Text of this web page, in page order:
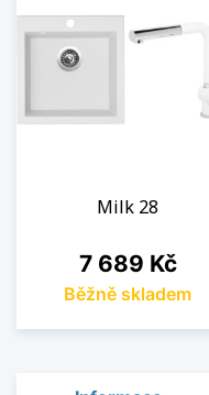
Milk 28
Cena
7 689 Kč
Běžně skladem